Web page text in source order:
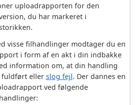
uploadrapporten for den
du har markeret i
visse filhandlinger modtager du en
i form af en akt i din indbakke
information om, at din handling
fuldført eller slog fejl. Der dannes en
ved følgende